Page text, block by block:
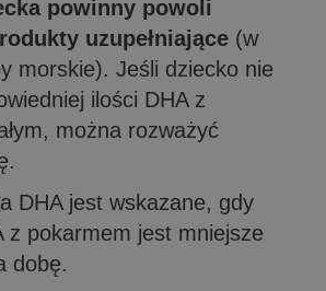
powinny powoli
uzupełniające (w
morskie). Jeśli dziecko nie
ilości DHA z
można rozważyć
DHA jest wskazane, gdy
z pokarmem jest mniejsze
dobę.